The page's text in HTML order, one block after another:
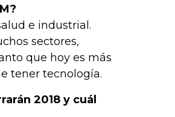
e industrial.
sectores,
que hoy es más
tener tecnología.
2018 y cuál